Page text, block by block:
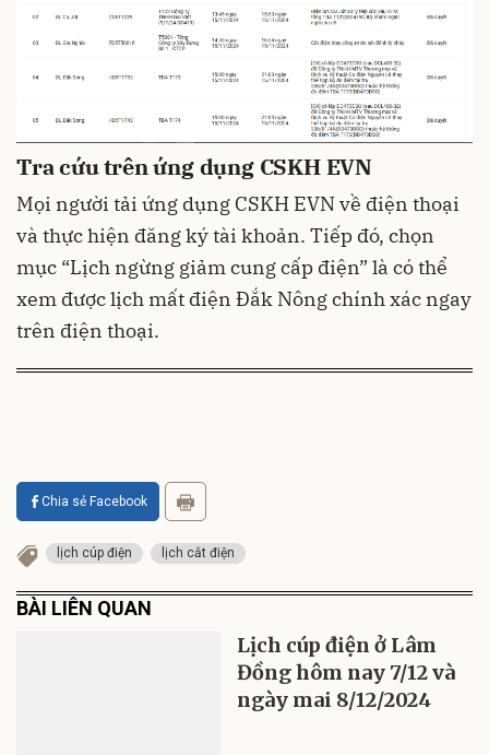
Tra cứu trên ứng dụng CSKH EVN
Mọi người tải ứng dụng CSKH EVN về điện thoại
và thực hiện đăng ký tài khoản. Tiếp đó, chọn
mục “Lịch ngừng giảm cung cấp điện” là có thể
xem được lịch mất điện Đắk Nông chính xác ngay
trên điện thoại.
Chia sẻ Facebook
lịch cúp điện lịch cắt điện
BÀI LIÊN QUAN
Lịch cúp điện ở Lâm
Đồng hôm nay 7/12 và
ngày mai 8/12/2024